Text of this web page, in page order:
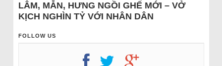
LÂM, MẪN, HƯNG NGỒI GHẾ MỚI – VỞ
KỊCH NGHÌN TỶ VỚI NHÂN DÂN
FOLLOW US